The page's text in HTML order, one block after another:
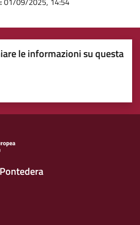
le informazioni su questa
5 stelle su 5
stelle su 5
su 5
5